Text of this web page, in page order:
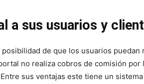
a sus usuarios y
de que los usuarios puedan
no realiza cobros de comisión por
sus ventajas este tiene un